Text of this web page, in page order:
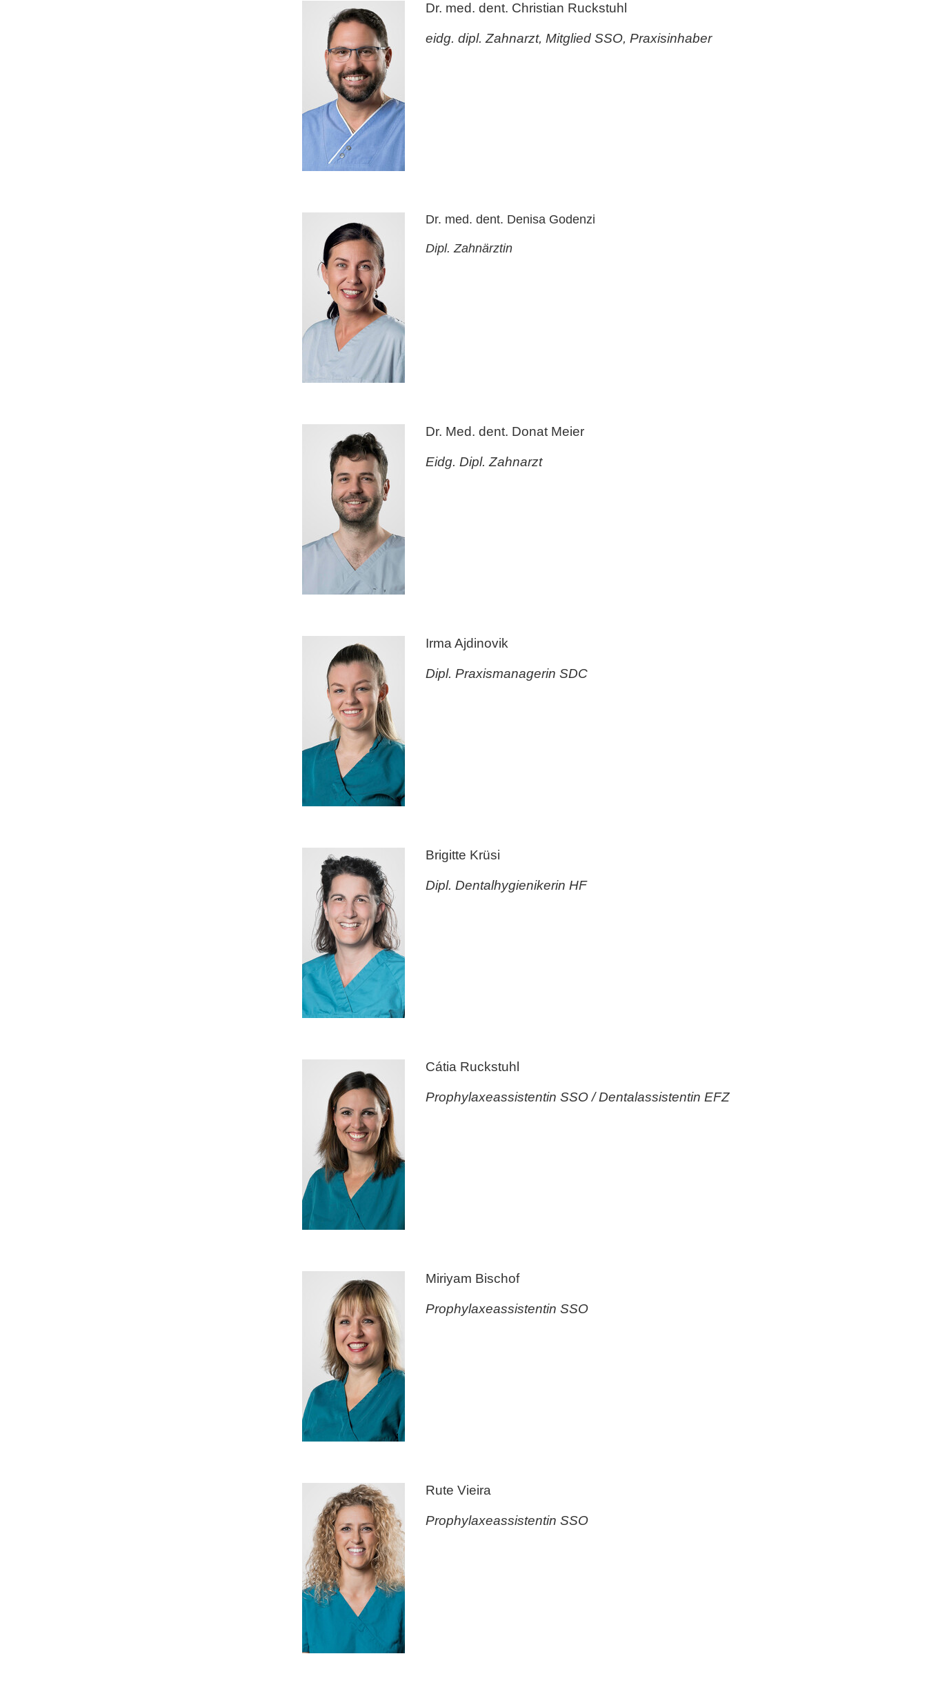
Dr. med. dent. Christian Ruckstuhl
eidg. dipl. Zahnarzt, Mitglied SSO, Praxisinhaber
Dr. med. dent. Denisa Godenzi
Dipl. Zahnärztin
Dr. Med. dent. Donat Meier
Eidg. Dipl. Zahnarzt
Irma Ajdinovik
Dipl. Praxismanagerin SDC
Brigitte Krüsi
Dipl. Dentalhygienikerin HF
Cátia Ruckstuhl
Prophylaxeassistentin SSO / Dentalassistentin EFZ
Miriyam Bischof
Prophylaxeassistentin SSO
Rute Vieira
Prophylaxeassistentin SSO